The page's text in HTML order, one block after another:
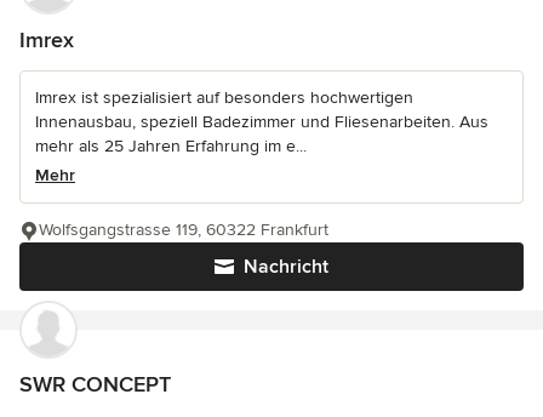
Imrex
Imrex ist spezialisiert auf besonders hochwertigen
Innenausbau, speziell Badezimmer und Fliesenarbeiten. Aus
mehr als 25 Jahren Erfahrung im e...
Mehr
Nachricht
Wolfsgangstrasse 119, 60322 Frankfurt
SWR CONCEPT